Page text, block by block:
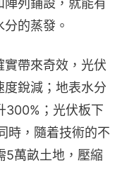
的蒸發。
帶來奇效，光伏
銳減；地表水分
300%；光伏板下
時，隨着技術的不
5萬畝土地，壓縮